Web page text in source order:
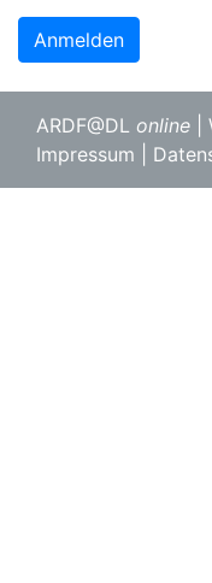
Anmelden
ARDF@DL online
Impressum